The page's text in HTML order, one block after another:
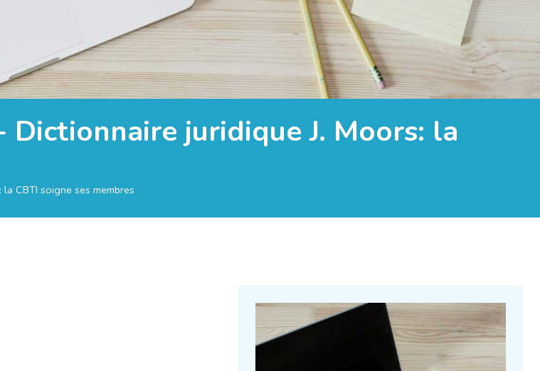
Dictionnaire juridique J. Moors: la
CBTI soigne ses membres